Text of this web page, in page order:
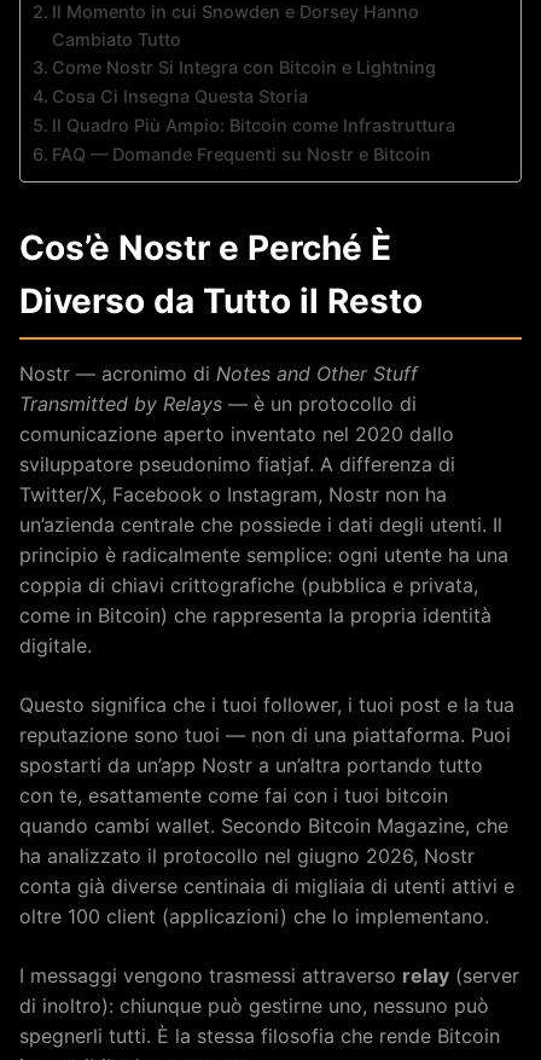
Il Momento in cui Snowden e Dorsey Hanno
Cambiato Tutto
Come Nostr Si Integra con Bitcoin e Lightning
Cosa Ci Insegna Questa Storia
Il Quadro Più Ampio: Bitcoin come Infrastruttura
FAQ — Domande Frequenti su Nostr e Bitcoin
Cos’è Nostr e Perché È
Diverso da Tutto il Resto
Nostr — acronimo di Notes and Other Stuff
Transmitted by Relays — è un protocollo di
comunicazione aperto inventato nel 2020 dallo
sviluppatore pseudonimo fiatjaf. A differenza di
Twitter/X, Facebook o Instagram, Nostr non ha
un’azienda centrale che possiede i dati degli utenti. Il
principio è radicalmente semplice: ogni utente ha una
coppia di chiavi crittografiche (pubblica e privata,
come in Bitcoin) che rappresenta la propria identità
digitale.
Questo significa che i tuoi follower, i tuoi post e la tua
reputazione sono tuoi — non di una piattaforma. Puoi
spostarti da un’app Nostr a un’altra portando tutto
con te, esattamente come fai con i tuoi bitcoin
quando cambi wallet. Secondo Bitcoin Magazine, che
ha analizzato il protocollo nel giugno 2026, Nostr
conta già diverse centinaia di migliaia di utenti attivi e
oltre 100 client (applicazioni) che lo implementano.
I messaggi vengono trasmessi attraverso relay (server
di inoltro): chiunque può gestirne uno, nessuno può
spegnerli tutti. È la stessa filosofia che rende Bitcoin